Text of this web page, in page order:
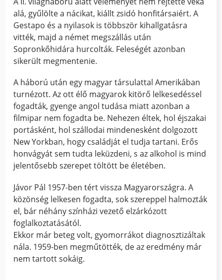
alá, gyűlölte a nácikat, kiállt zsidó honfitársaiért. A
Gestapo és a nyilasok is többször kihallgatásra
vitték, majd a német megszállás után
Sopronkőhidára hurcolták. Feleségét azonban
sikerült megmentenie.
A háború után egy magyar társulattal Amerikában
turnézott. Az ott élő magyarok kitörő lelkesedéssel
fogadták, gyenge angol tudása miatt azonban a
filmipar nem fogadta be. Nehezen éltek, hol éjszakai
portásként, hol szállodai mindenesként dolgozott
New Yorkban, hogy családját el tudja tartani. Erős
honvágyát sem tudta leküzdeni, s az alkohol is mind
jelentősebb szerepet töltött be életében.
Jávor Pál 1957-ben tért vissza Magyarországra. A
közönség lelkesen fogadta, sok szereppel halmozták
el, bár néhány színházi vezető elzárkózott
foglalkoztatásától.
Ekkor már beteg volt, gyomorrákot diagnosztizáltak
nála. 1959-ben megműtötték, de az eredmény már
nem tartott sokáig.